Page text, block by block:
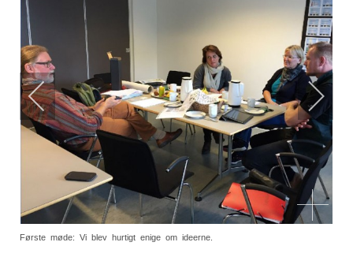
Første møde: Vi blev hurtigt enige om ideerne.